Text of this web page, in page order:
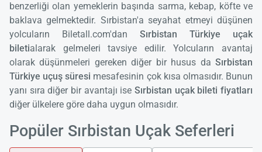
benzerliği olan yemeklerin başında sarma, kebap, köfte ve
baklava gelmektedir. Sırbistan'a seyahat etmeyi düşünen
yolcuların Biletall.com'dan Sırbistan Türkiye uçak
biletialarak gelmeleri tavsiye edilir. Yolcuların avantaj
olarak düşünmeleri gereken diğer bir husus da Sırbistan
Türkiye uçuş süresi mesafesinin çok kısa olmasıdır. Bunun
yanı sıra diğer bir avantajı ise Sırbistan uçak bileti fiyatları
diğer ülkelere göre daha uygun olmasıdır.
Popüler Sırbistan Uçak Seferleri